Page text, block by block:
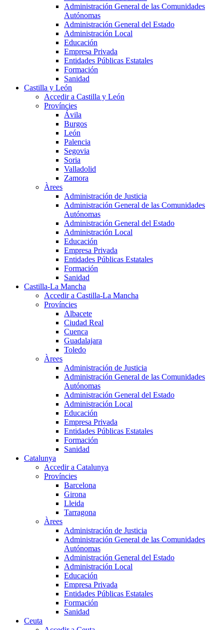
Administración General de las Comunidades
Autónomas
Administración General del Estado
Administración Local
Educación
Empresa Privada
Entidades Públicas Estatales
Formación
Sanidad
Castilla y León
Accedir a Castilla y León
Províncies
Ávila
Burgos
León
Palencia
Segovia
Soria
Valladolid
Zamora
Àrees
Administración de Justicia
Administración General de las Comunidades
Autónomas
Administración General del Estado
Administración Local
Educación
Empresa Privada
Entidades Públicas Estatales
Formación
Sanidad
Castilla-La Mancha
Accedir a Castilla-La Mancha
Províncies
Albacete
Ciudad Real
Cuenca
Guadalajara
Toledo
Àrees
Administración de Justicia
Administración General de las Comunidades
Autónomas
Administración General del Estado
Administración Local
Educación
Empresa Privada
Entidades Públicas Estatales
Formación
Sanidad
Catalunya
Accedir a Catalunya
Províncies
Barcelona
Girona
Lleida
Tarragona
Àrees
Administración de Justicia
Administración General de las Comunidades
Autónomas
Administración General del Estado
Administración Local
Educación
Empresa Privada
Entidades Públicas Estatales
Formación
Sanidad
Ceuta